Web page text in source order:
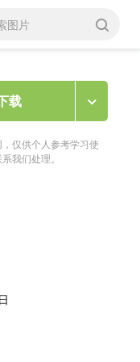
载
仅供个人参考学习使
我们处理。